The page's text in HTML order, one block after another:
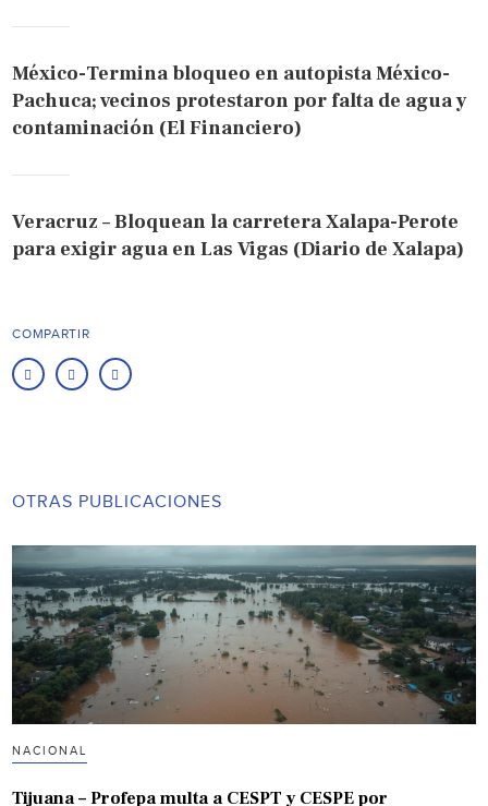
México-Termina bloqueo en autopista México-
Pachuca; vecinos protestaron por falta de agua y
contaminación (El Financiero)
Veracruz – Bloquean la carretera Xalapa-Perote
para exigir agua en Las Vigas (Diario de Xalapa)
COMPARTIR
OTRAS PUBLICACIONES
NACIONAL
Tijuana – Profepa multa a CESPT y CESPE por